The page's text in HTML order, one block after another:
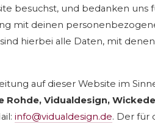
besuchst, und bedanken
mit deinen
hierbei alle Daten, mit
auf dieser Website im
Rohde, Vidualdesign,
info@vidualdesign.de. Der für